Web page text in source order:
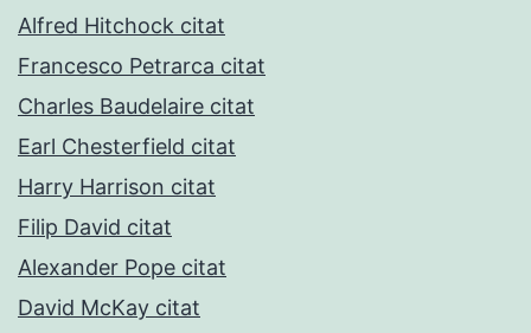
Alfred Hitchock citat
Francesco Petrarca citat
Charles Baudelaire citat
Earl Chesterfield citat
Harry Harrison citat
Filip David citat
Alexander Pope citat
David McKay citat